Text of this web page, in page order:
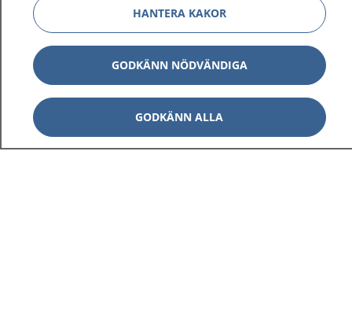
1177 på flera språk Visa
Om 1177 Visa
Kontakt
HANTERA KAKOR
GODKÄNN NÖDVÄNDIGA
GODKÄNN ALLA